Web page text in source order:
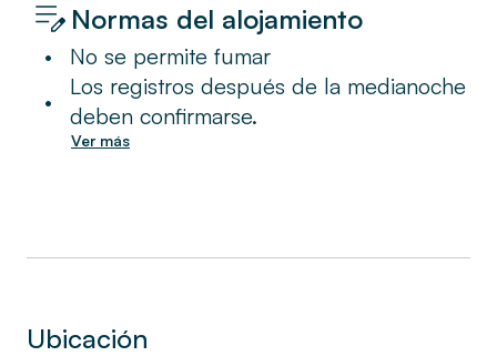
Normas del alojamiento
•
No se permite fumar
•
Los registros después de la medianoche
deben confirmarse.
Ver más
Ubicación